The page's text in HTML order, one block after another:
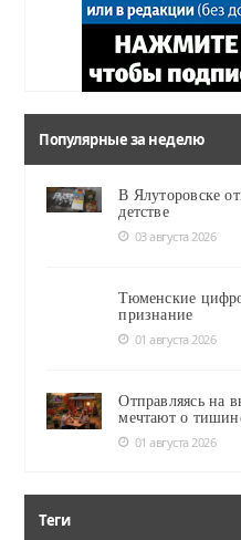
Популярные за неделю
В Ялуторовске
детстве
03 августа 2026
Тюменские
признание
01 августа 2026
Отправляясь на
мечтают о
01 августа 2026
Теги